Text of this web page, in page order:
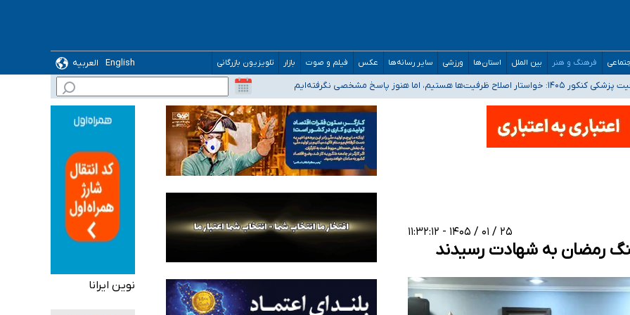
فرهنگ و هنر بین الملل استان‌ها ورزشی سایر رسانه‌ها عکس فیلم و صوت بازار تلویزیون بازرگانی English
العربیه
اما هنوز پاسخ مشخصی نگرفته‌ایم
فرماندهی صحنه عملیات و دکترای تخصصی جغرافیای نظامی دافوس آجا
و کرمان بالاتر از آستانه هشدار
۲۵ / ۰۱ / ۱۴۰۵ - ۱۱:۳۲:۱۲
نوین ایرانا